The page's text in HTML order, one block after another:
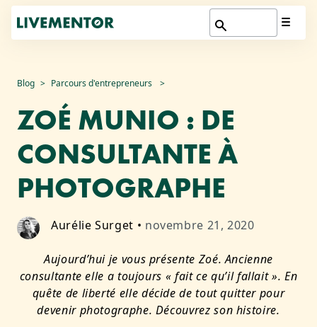
Aller
contenu
Blog Parcours d'entrepreneurs
ZOÉ MUNIO : DE
CONSULTANTE À
PHOTOGRAPHE
Aurélie Surget • novembre 21, 2020
Aujourd’hui je vous présente Zoé. Ancienne
consultante elle a toujours « fait ce qu’il fallait ». En
quête de liberté elle décide de tout quitter pour
devenir photographe. Découvrez son histoire.